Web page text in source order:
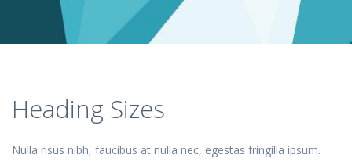
Heading Sizes
Nulla risus nibh, faucibus at nulla nec, egestas fringilla ipsum.